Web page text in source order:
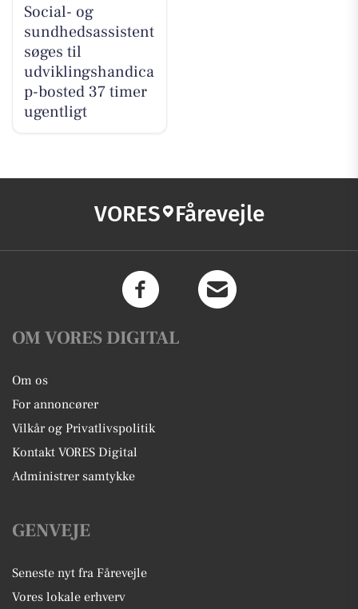
Social- og
sundhedsassistent
søges til
udviklingshandica
p-bosted 37 timer
ugentligt
VORES Fårevejle
OM VORES DIGITAL
Om os
For annoncører
Vilkår og Privatlivspolitik
Kontakt VORES Digital
Administrer samtykke
GENVEJE
Seneste nyt fra Fårevejle
Vores lokale erhverv